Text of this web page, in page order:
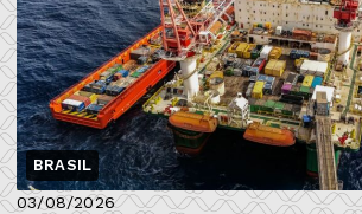
BRASIL
03/08/2026